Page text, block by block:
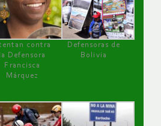
contra
la Defensora
Francisca
Márquez
Defensoras de
Bolivia